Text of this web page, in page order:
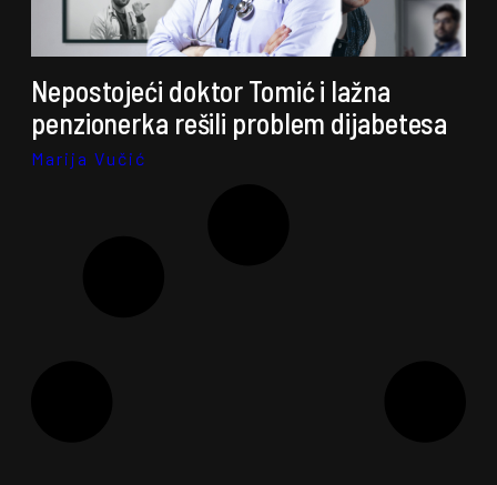
Nepostojeći doktor Tomić i lažna
penzionerka rešili problem dijabetesa
Marija Vučić